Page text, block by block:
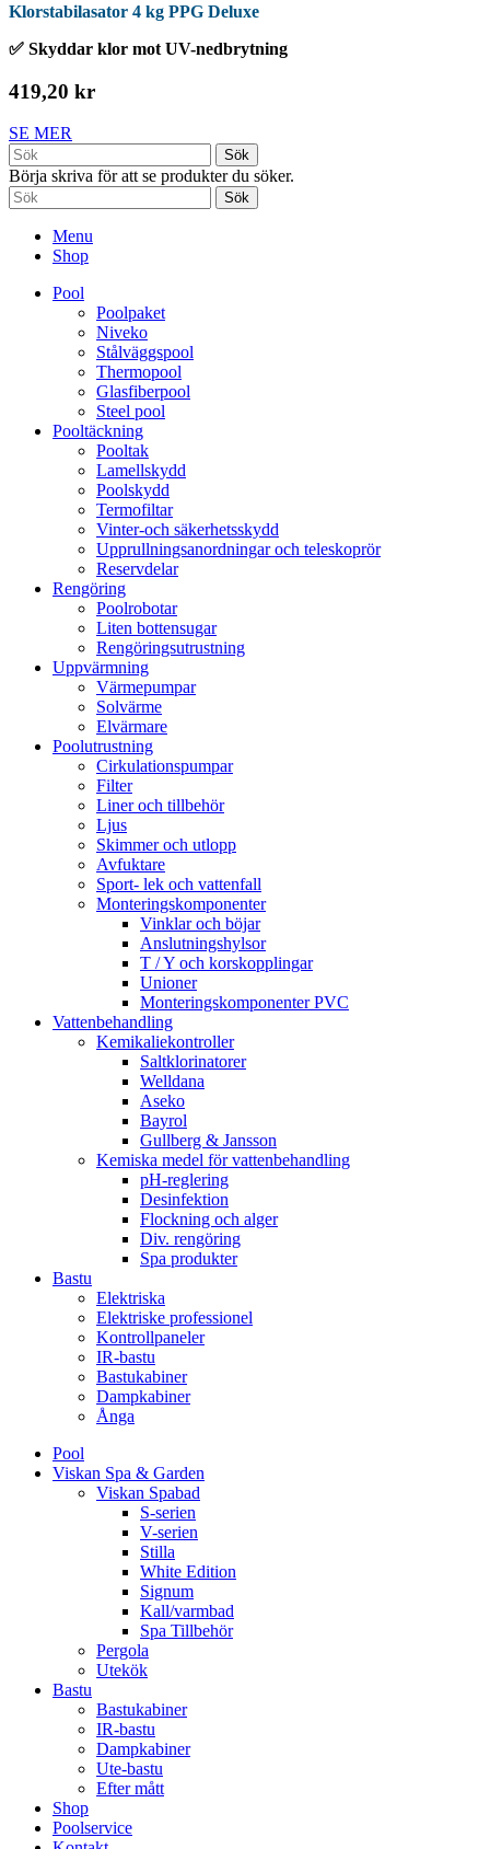
Klorstabilasator 4 kg PPG Deluxe
✅ Skyddar klor mot UV-nedbrytning
419,20 kr
SE MER
Sök
Börja skriva för att se produkter du söker.
Sök
Menu
Shop
Pool
Poolpaket
Niveko
Stålväggspool
Thermopool
Glasfiberpool
Steel pool
Pooltäckning
Pooltak
Lamellskydd
Poolskydd
Termofiltar
Vinter-och säkerhetsskydd
Upprullningsanordningar och teleskoprör
Reservdelar
Rengöring
Poolrobotar
Liten bottensugar
Rengöringsutrustning
Uppvärmning
Värmepumpar
Solvärme
Elvärmare
Poolutrustning
Cirkulationspumpar
Filter
Liner och tillbehör
Ljus
Skimmer och utlopp
Avfuktare
Sport- lek och vattenfall
Monteringskomponenter
Vinklar och böjar
Anslutningshylsor
T / Y och korskopplingar
Unioner
Monteringskomponenter PVC
Vattenbehandling
Kemikaliekontroller
Saltklorinatorer
Welldana
Aseko
Bayrol
Gullberg & Jansson
Kemiska medel för vattenbehandling
pH-reglering
Desinfektion
Flockning och alger
Div. rengöring
Spa produkter
Bastu
Elektriska
Elektriske professionel
Kontrollpaneler
IR-bastu
Bastukabiner
Dampkabiner
Ånga
Pool
Viskan Spa & Garden
Viskan Spabad
S-serien
V-serien
Stilla
White Edition
Signum
Kall/varmbad
Spa Tillbehör
Pergola
Utekök
Bastu
Bastukabiner
IR-bastu
Dampkabiner
Ute-bastu
Efter mått
Shop
Poolservice